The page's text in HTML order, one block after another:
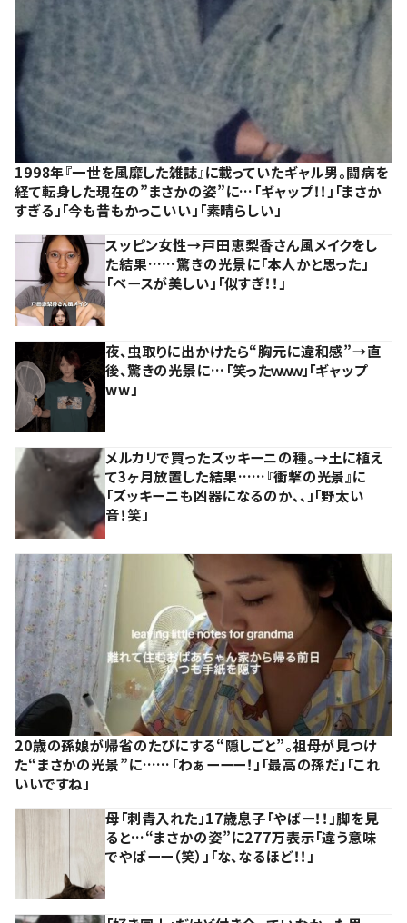
1998年『一世を風靡した雑誌』に載っていたギャル男。闘病を
経て転身した現在の”まさかの姿”に…「ギャップ！！」「まさか
すぎる」「今も昔もかっこいい」「素晴らしい」
スッピン女性→戸田恵梨香さん風メイクをし
た結果……驚きの光景に「本人かと思った」
「ベースが美しい」「似すぎ！！」
夜、虫取りに出かけたら“胸元に違和感”→直
後、驚きの光景に…「笑ったｗｗｗ」「ギャップ
ww」
メルカリで買ったズッキーニの種。→土に植え
て3ヶ月放置した結果……『衝撃の光景』に
「ズッキーニも凶器になるのか、、」「野太い
音！笑」
20歳の孫娘が帰省のたびにする“隠しごと”。祖母が見つけ
た“まさかの光景”に……「わぁーーー！」「最高の孫だ」「これ
いいですね」
母「刺青入れた」17歳息子「やばー！！」脚を見
ると…“まさかの姿”に277万表示「違う意味
でやばーー（笑）」「な、なるほど！！」